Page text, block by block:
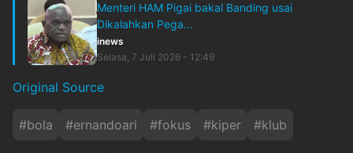
Menteri HAM Pigai bakal Banding usai
Dikalahkan Pega...
inews
Selasa, 7 Juli 2026 - 12:49
Original Source
#bola #ernandoari #fokus #kiper #klub